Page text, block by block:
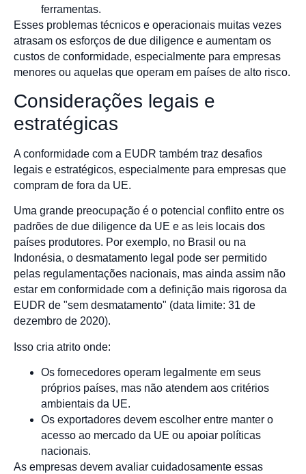
ferramentas.
Esses problemas técnicos e operacionais muitas vezes
atrasam os esforços de due diligence e aumentam os
custos de conformidade, especialmente para empresas
menores ou aquelas que operam em países de alto risco.
Considerações legais e
estratégicas
A conformidade com a EUDR também traz desafios
legais e estratégicos, especialmente para empresas que
compram de fora da UE.
Uma grande preocupação é o potencial conflito entre os
padrões de due diligence da UE e as leis locais dos
países produtores. Por exemplo, no Brasil ou na
Indonésia, o desmatamento legal pode ser permitido
pelas regulamentações nacionais, mas ainda assim não
estar em conformidade com a definição mais rigorosa da
EUDR de "sem desmatamento" (data limite: 31 de
dezembro de 2020).
Isso cria atrito onde:
Os fornecedores operam legalmente em seus
próprios países, mas não atendem aos critérios
ambientais da UE.
Os exportadores devem escolher entre manter o
acesso ao mercado da UE ou apoiar políticas
nacionais.
As empresas devem avaliar cuidadosamente essas